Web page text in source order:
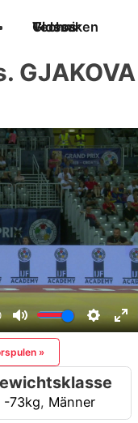
Techniken
Videos
Glossar
GJAKOVA
»
-73kg, Männer